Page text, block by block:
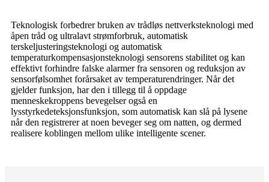
Teknologisk forbedrer bruken av trådløs nettverksteknologi med
åpen tråd og ultralavt strømforbruk, automatisk
terskeljusteringsteknologi og automatisk
temperaturkompensasjonsteknologi sensorens stabilitet og kan
effektivt forhindre falske alarmer fra sensoren og reduksjon av
sensorfølsomhet forårsaket av temperaturendringer. Når det
gjelder funksjon, har den i tillegg til å oppdage
menneskekroppens bevegelser også en
lysstyrkedeteksjonsfunksjon, som automatisk kan slå på lysene
når den registrerer at noen beveger seg om natten, og dermed
realisere koblingen mellom ulike intelligente scener.